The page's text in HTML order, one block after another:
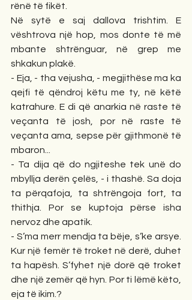
rënë të fikët.
Në sytë e saj dallova trishtim. E
vështrova një hop, mos donte të më
mbante shtrënguar, në grep me
shkakun plakë.
- Eja, - tha vejusha, - megjithëse ma ka
qejfi të qëndroj këtu me ty, në këtë
katrahure. E di që anarkia në raste të
veçanta të josh, por në raste të
veçanta ama, sepse për gjithmonë të
mbaron...
- Ta dija që do ngjiteshe tek unë do
mbyllja derën çelës, - i thashë. Sa doja
ta përqafoja, ta shtrëngoja fort, ta
thithja. Por se kuptoja përse isha
nervoz dhe apatik.
- S’ma merr mendja ta bëje, s’ke arsye.
Kur një femër të troket në derë, duhet
ta hapësh. S’fyhet një dorë që troket
dhe një zemër që hyn. Por ti lëmë këto,
eja të ikim.?